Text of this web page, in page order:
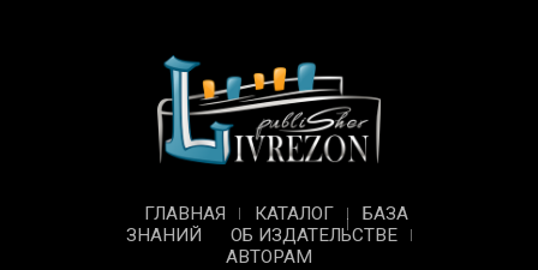
ГЛАВНАЯ КАТАЛОГ
БАЗА
ЗНАНИЙ
ОБ ИЗДАТЕЛЬСТВЕ
АВТОРАМ